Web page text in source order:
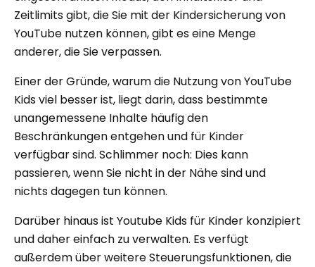
Zeitlimits gibt, die Sie mit der Kindersicherung von
YouTube nutzen können, gibt es eine Menge
anderer, die Sie verpassen.
Einer der Gründe, warum die Nutzung von YouTube
Kids viel besser ist, liegt darin, dass bestimmte
unangemessene Inhalte häufig den
Beschränkungen entgehen und für Kinder
verfügbar sind. Schlimmer noch: Dies kann
passieren, wenn Sie nicht in der Nähe sind und
nichts dagegen tun können.
Darüber hinaus ist Youtube Kids für Kinder konzipiert
und daher einfach zu verwalten. Es verfügt
außerdem über weitere Steuerungsfunktionen, die